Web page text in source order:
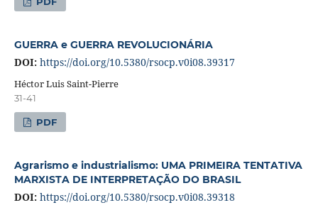
GUERRA e GUERRA REVOLUCIONÁRIA
DOI: https://doi.org/10.5380/rsocp.v0i08.39317
Héctor Luis Saint-Pierre
31-41
PDF
Agrarismo e industrialismo: UMA PRIMEIRA TENTATIVA
MARXISTA DE INTERPRETAÇÃO DO BRASIL
DOI: https://doi.org/10.5380/rsocp.v0i08.39318